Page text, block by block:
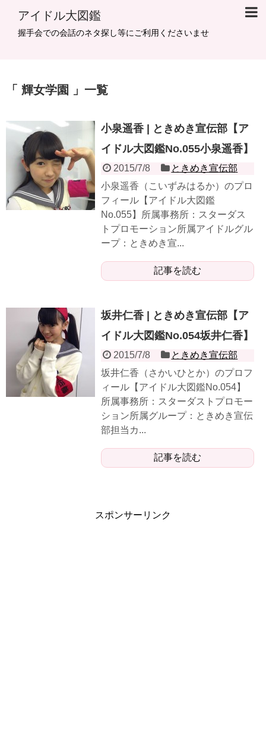
アイドル大図鑑
握手会での会話のネタ探し等にご利用くださいませ
輝女学園 一覧
小泉遥香 | ときめき宣伝部【ア
イドル大図鑑No.055小泉遥香】
2015/7/8
ときめき宣伝部
小泉遥香（こいずみはるか）のプロ
フィール【アイドル大図鑑
No.055】所属事務所：スターダス
トプロモーション所属アイドルグル
ープ：ときめき宣...
記事を読む
坂井仁香 | ときめき宣伝部【ア
イドル大図鑑No.054坂井仁香】
2015/7/8
ときめき宣伝部
坂井仁香（さかいひとか）のプロフ
ィール【アイドル大図鑑No.054】
所属事務所：スターダストプロモー
ション所属グループ：ときめき宣伝
部担当カ...
記事を読む
スポンサーリンク